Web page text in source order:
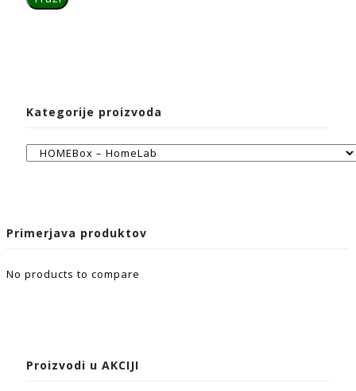
Kategorije proizvoda
Primerjava produktov
No products to compare
Proizvodi u AKCIJI